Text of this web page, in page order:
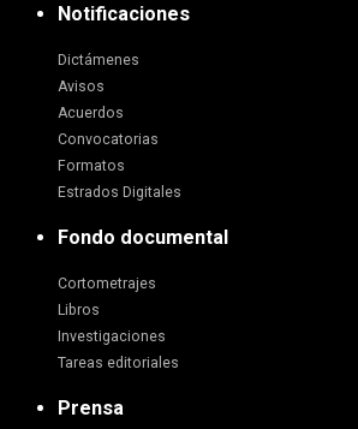
Notificaciones
Dictámenes
Avisos
Acuerdos
Convocatorias
Formatos
Estrados Digitales
Fondo documental
Cortometrajes
Libros
Investigaciones
Tareas editoriales
Prensa